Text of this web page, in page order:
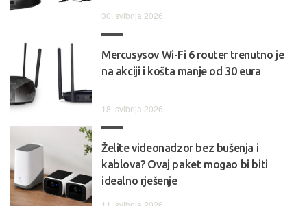
30. svibnja 2026.
Mercusysov Wi-Fi 6 router trenutno je
na akciji i košta manje od 30 eura
18. svibnja 2026.
Želite videonadzor bez bušenja i
kablova? Ovaj paket mogao bi biti
idealno rješenje